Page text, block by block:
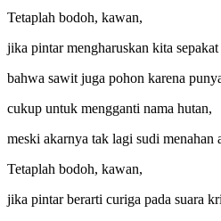
Tetaplah bodoh, kawan,
jika pintar mengharuskan kita sepakat
bahwa sawit juga pohon karena
cukup untuk mengganti nama hutan,
meski akarnya tak lagi sudi menahan
Tetaplah bodoh, kawan,
jika pintar berarti curiga pada suara